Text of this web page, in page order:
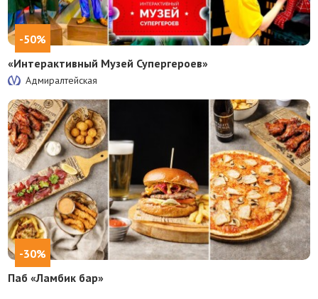
-50%
«Интерактивный Музей Супергероев»
Адмиралтейская
-30%
Паб «Ламбик бар»